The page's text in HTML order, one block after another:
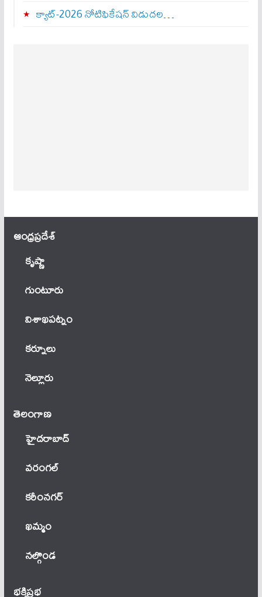
క్యాట్-2026 నోటిఫికేషన్ విడుదల…
ఆంధ్ర‌ప్ర‌దేశ్
కృష్ణా
గుంటూరు
విశాఖపట్నం
కర్నూలు
నెల్లూరు
తెలంగాణ‌
హైదరాబాద్
వ‌రంగ‌ల్
కరీంనగర్
ఖ‌మ్మం
నల్గొండ
భక్తిప్రభ